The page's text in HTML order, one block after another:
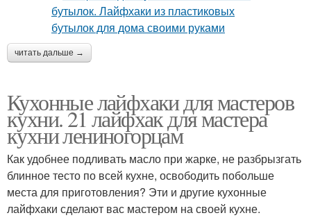
читать дальше →
Кухонные лайфхаки для мастеров
кухни. 21 лайфхак для мастера
кухни лениногорцам
Как удобнее подливать масло при жарке, не разбрызгать
блинное тесто по всей кухне, освободить побольше
места для приготовления? Эти и другие кухонные
лайфхаки сделают вас мастером на своей кухне.